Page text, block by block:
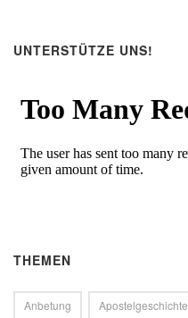
UNTERSTÜTZE UNS!
THEMEN
Anbetung Apostelgeschichte